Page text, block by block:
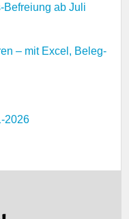
Befreiung ab Juli
– mit Excel, Beleg-
2026